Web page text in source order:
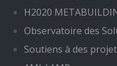
H2020
Observatoire des
Soutiens à des